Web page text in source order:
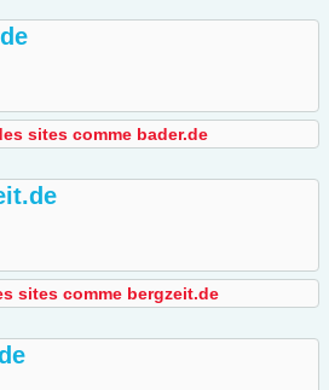
sites comme bader.de
sites comme bergzeit.de